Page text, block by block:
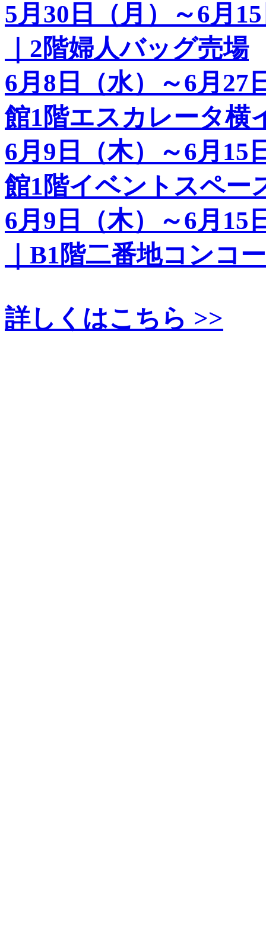
5月30日（月）～6月
｜2階婦人バッグ売場
6月8日（水）～6月27
館1階エスカレータ横
6月9日（木）～6月15
館1階イベントスペー
6月9日（木）～6月15
｜B1階二番地コンコ
詳しくはこちら >>